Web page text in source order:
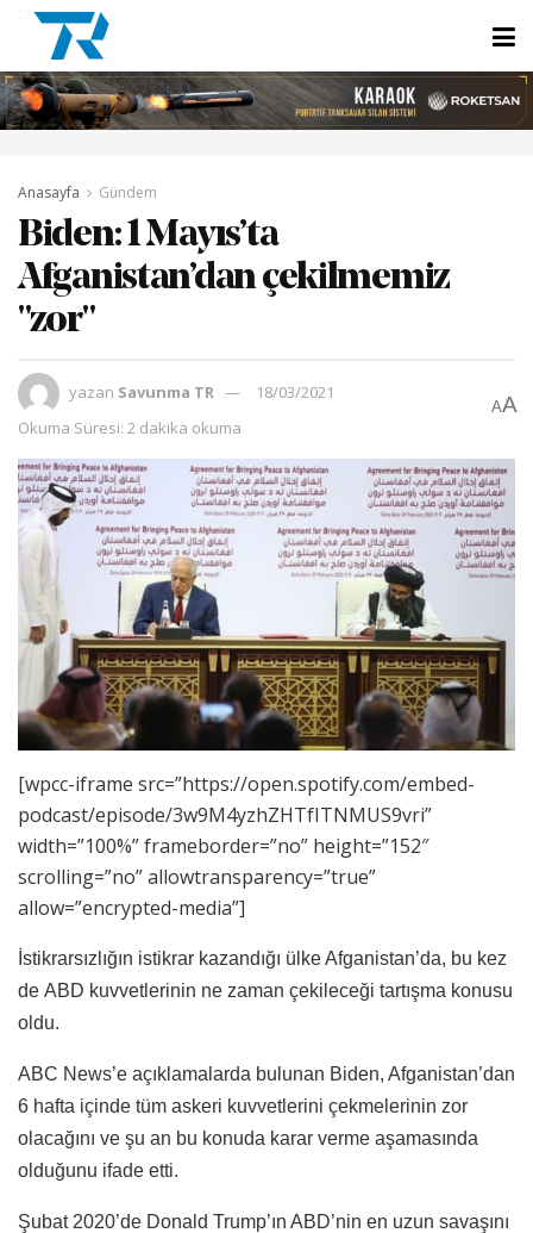
Anasayfa Gündem
Biden: 1 Mayıs’ta
Afganistan’dan çekilmemiz
"zor"
yazan Savunma TR
18/03/2021
Okuma Süresi: 2 dakika okuma
AA
[wpcc-iframe src=”https://open.spotify.com/embed-
podcast/episode/3w9M4yzhZHTfITNMUS9vri”
width=”100%” frameborder=”no” height=”152″
scrolling=”no” allowtransparency=”true”
allow=”encrypted-media”]
İstikrarsızlığın istikrar kazandığı ülke Afganistan’da, bu kez
de ABD kuvvetlerinin ne zaman çekileceği tartışma konusu
oldu.
ABC News’e açıklamalarda bulunan Biden, Afganistan’dan
6 hafta içinde tüm askeri kuvvetlerini çekmelerinin zor
olacağını ve şu an bu konuda karar verme aşamasında
olduğunu ifade etti.
Şubat 2020’de Donald Trump’ın ABD’nin en uzun savaşını